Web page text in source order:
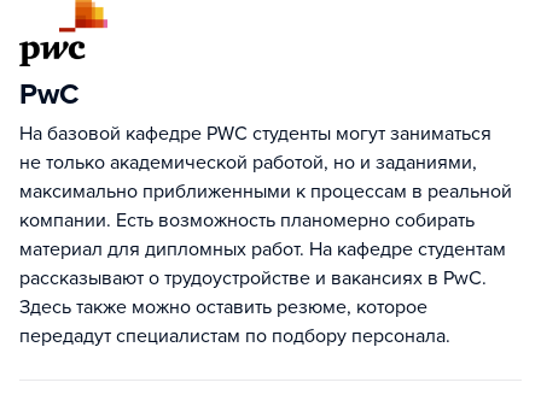
PwC
На базовой кафедре PWC студенты могут заниматься
не только академической работой, но и заданиями,
максимально приближенными к процессам в реальной
компании. Есть возможность планомерно собирать
материал для дипломных работ. На кафедре студентам
рассказывают о трудоустройстве и вакансиях в PwC.
Здесь также можно оставить резюме, которое
передадут специалистам по подбору персонала.